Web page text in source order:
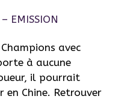
avec
à aucune
il pourrait
en Chine. Retrouver